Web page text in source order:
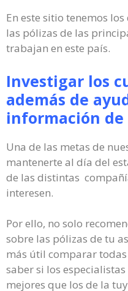
En este sitio tenemos
las pólizas de las
trabajan en este país.
Investigar los
además de
información
Una de las metas de
mantenerte al día del
de las distintas
interesen.
Por ello, no solo
sobre las pólizas de tu
más útil comparar
saber si los
mejores que los de la